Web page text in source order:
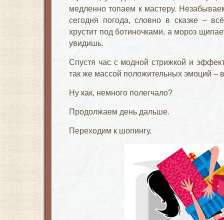
медленно топаем к мастеру.
сегодня погода, словно в сказке –
хрустит под ботиночками, а мороз
увидишь.
Спустя час с модной стрижкой и
так же массой положительных эмоций –
Ну как, немного полегчало?
Продолжаем день дальше.
Переходим к шопингу.